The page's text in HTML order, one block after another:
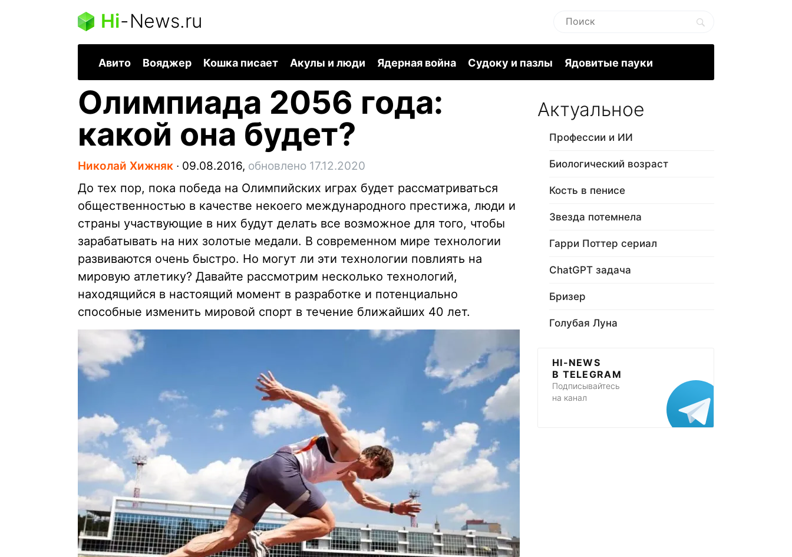
Hi-News.ru
Авито Вояджер Кошка писает Акулы и люди Ядерная война Судоку и пазлы Ядовитые пауки
Олимпиада 2056 года:
какой она будет?
Николай Хижняк ∙ 09.08.2016, обновлено 17.12.2020
До тех пор, пока победа на Олимпийских играх будет рассматриваться
общественностью в качестве некоего международного престижа, люди и
страны участвующие в них будут делать все возможное для того, чтобы
зарабатывать на них золотые медали. В современном мире технологии
развиваются очень быстро. Но могут ли эти технологии повлиять на
мировую атлетику? Давайте рассмотрим несколько технологий,
находящийся в настоящий момент в разработке и потенциально
способные изменить мировой спорт в течение ближайших 40 лет.
Актуальное
Профессии и ИИ
Биологический возраст
Кость в пенисе
Звезда потемнела
Гарри Поттер сериал
ChatGPT задача
Бризер
Голубая Луна
HI-NEWS
В TELEGRAM
Подписывайтесь
на канал